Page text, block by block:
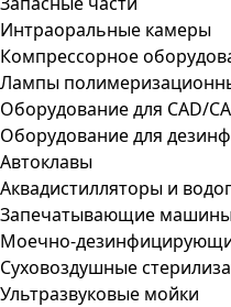
Интраоральные камеры
Компрессорное
Лампы
Оборудование для CAD/
Оборудование для
Автоклавы
Аквадистилляторы и
Запечатывающие
Моечно-
Суховоздушные
Ультразвуковые мойки